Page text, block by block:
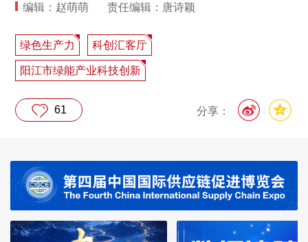
编辑：赵萌萌 责任编辑：唐诗颖
绿色生产力 科创汇客厅
阳江市绿能产业科技创新
分享：
61